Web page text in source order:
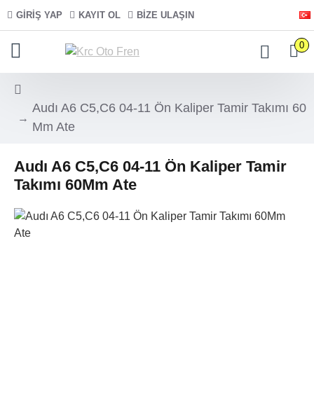
GIRIŞ YAP KAYIT OL BIZE ULAŞIN
0
Audı A6 C5,C6 04-11 Ön Kaliper Tamir Takımı 60
Mm Ate
Audı A6 C5,C6 04-11 Ön Kaliper Tamir
Takımı 60Mm Ate